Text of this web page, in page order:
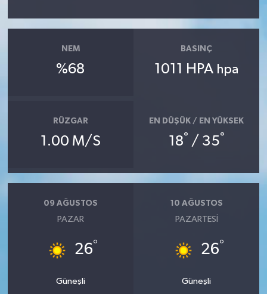
NEM
%68
BASINÇ
1011 HPA hpa
RÜZGAR
1.00 M/S
EN DÜŞÜK / EN YÜKSEK
18° / 35°
09 AĞUSTOS
PAZAR
26°
Güneşli
10 AĞUSTOS
PAZARTESI
26°
Güneşli